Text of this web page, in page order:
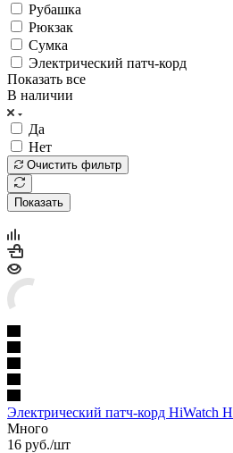
Рубашка
Рюкзак
Сумка
Электрический патч-корд
Показать все
В наличии
Да
Нет
Очистить фильтр
Показать
Электрический патч-корд HiWatch
Много
16 руб./шт